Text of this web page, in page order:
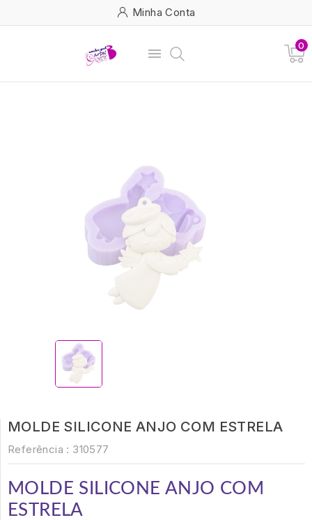
Minha Conta
 0
MOLDE SILICONE ANJO COM ESTRELA
Referência : 310577
MOLDE SILICONE ANJO COM
ESTRELA